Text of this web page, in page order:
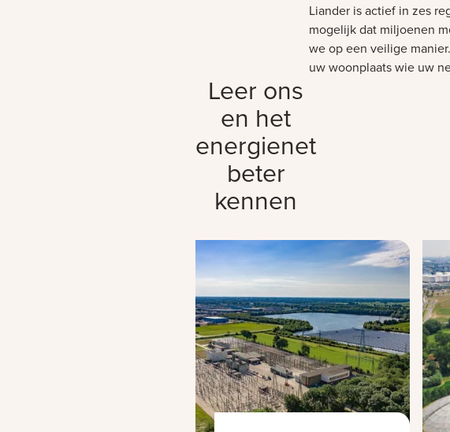
Liander is actief in zes
mogelijk dat miljoenen
we op een veilige
uw woonplaats wie uw
Leer ons
en het
energienet
beter
kennen